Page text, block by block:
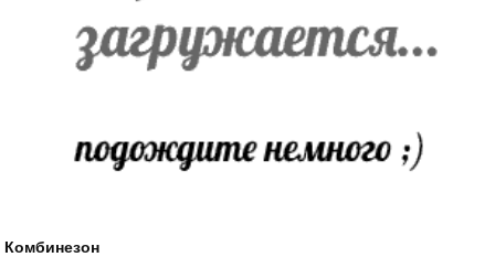
Комбинезон